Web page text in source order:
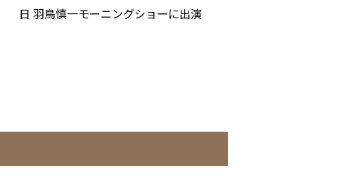
日 羽鳥慎一モーニングショーに出演